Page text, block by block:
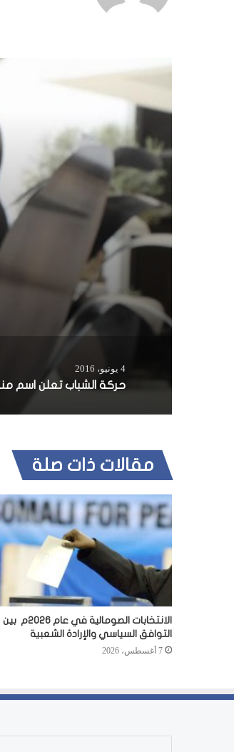
ل
ب
4 يونيو، 2016
مقالات ذات صلة
الانتخابات الصومالية في عام 2026م بين
التوافق السياسي والإرادة الشعبية
7 أغسطس، 2026